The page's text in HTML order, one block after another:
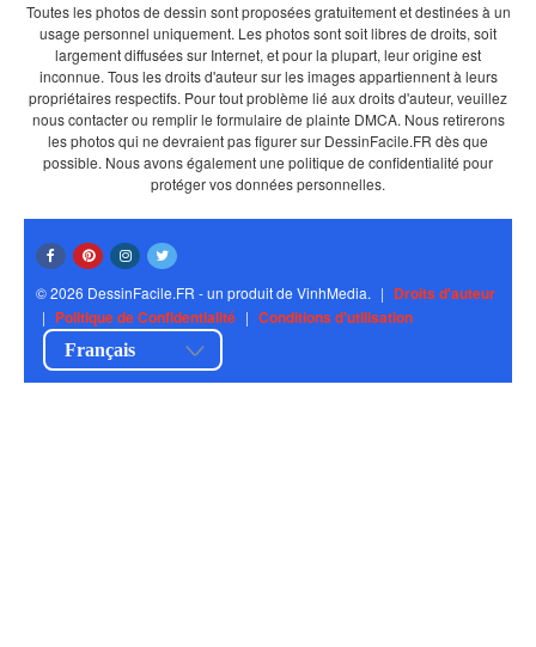
Toutes les photos de dessin sont proposées gratuitement et destinées à un
usage personnel uniquement. Les photos sont soit libres de droits, soit
largement diffusées sur Internet, et pour la plupart, leur origine est
inconnue. Tous les droits d'auteur sur les images appartiennent à leurs
propriétaires respectifs. Pour tout problème lié aux droits d'auteur, veuillez
nous contacter ou remplir le formulaire de plainte DMCA. Nous retirerons
les photos qui ne devraient pas figurer sur DessinFacile.FR dès que
possible. Nous avons également une politique de confidentialité pour
protéger vos données personnelles.
© 2026 DessinFacile.FR - un produit de VinhMedia. | Droits d'auteur
| Politique de Confidentialité | Conditions d'utilisation
Français